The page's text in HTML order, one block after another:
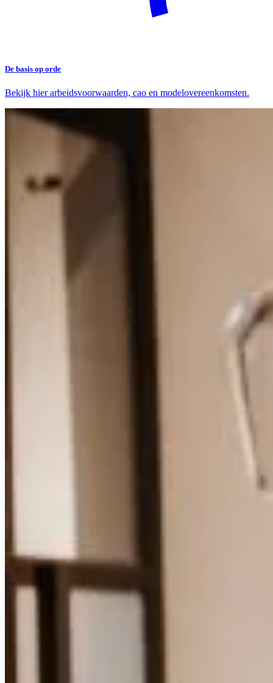
De basis op orde
Bekijk hier arbeidsvoorwaarden, cao en modelovereenkomsten.